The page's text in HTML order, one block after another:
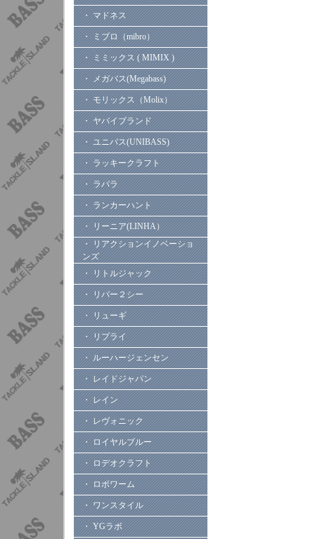
・ マドネス
・ ミブロ（mibro）
・ ミミックス ( MIMIX )
・ メガバス(Megabass)
・ モリックス（Molix）
・ ヤバイブランド
・ ユニバス(UNIBASS)
・ ラッキークラフト
・ ラパラ
・ ランカーハント
・ リーニア(LINHA）
・ リアクションイノベーショ
ンズ
・ リトルジャック
・ リバー２シー
・ リューギ
・ リプライ
・ ルーハージェンセン
・ レイドジャパン
・ レイン
・ レヴォニック
・ ロイヤルブルー
・ ロデオクラフト
・ ロボワーム
・ ワンスタイル
・ YGラボ